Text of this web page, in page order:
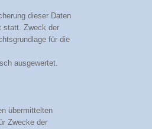
dieser Daten
statt. Zweck der
für die
ausgewertet.
übermittelten
Zwecke der